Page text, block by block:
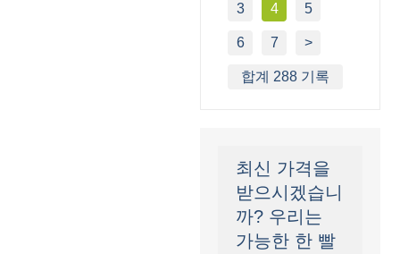
3 4 5
6 7 >
합계 288 기록
최신 가격을
받으시겠습니
까? 우리는
가능한 한 빨